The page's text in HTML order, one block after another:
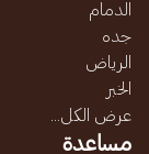
الدمام
جده
الرياض
الخبر
عرض الكل...
مساعدة